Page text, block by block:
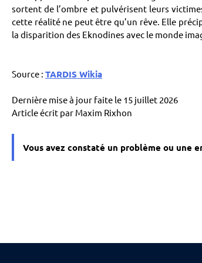
sortent de l’ombre et pulvérisent leurs
cette réalité ne peut être qu’un rêve. Elle
la disparition des Eknodines avec le monde
Source : TARDIS Wikia
Dernière mise à jour faite le 15 juillet 2026
Article écrit par Maxim Rixhon
Vous avez constaté un problème ou une